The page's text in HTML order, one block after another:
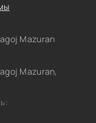
Mazuran
Mazuran,